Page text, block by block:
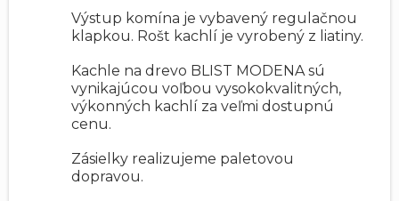
Výstup komína je vybavený regulačnou
klapkou. Rošt kachlí je vyrobený z liatiny.
Kachle na drevo BLIST MODENA sú
vynikajúcou voľbou vysokokvalitných,
výkonných kachlí za veľmi dostupnú
cenu.
Zásielky realizujeme paletovou
dopravou.